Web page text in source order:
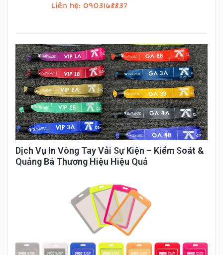
Dịch Vụ In Vòng Tay Vải Sự Kiện – Kiểm Soát &
Quảng Bá Thương Hiệu Hiệu Quả